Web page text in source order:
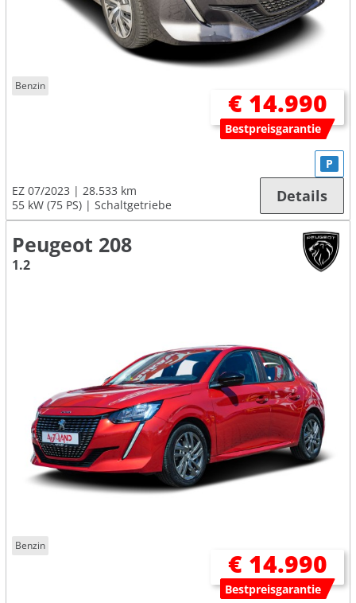
Benzin
€ 14.990
Bestpreisgarantie
EZ 07/2023
28.533 km
55 kW (75 PS)
Schaltgetriebe
P
Details
Peugeot 208
1.2
Benzin
€ 14.990
Bestpreisgarantie